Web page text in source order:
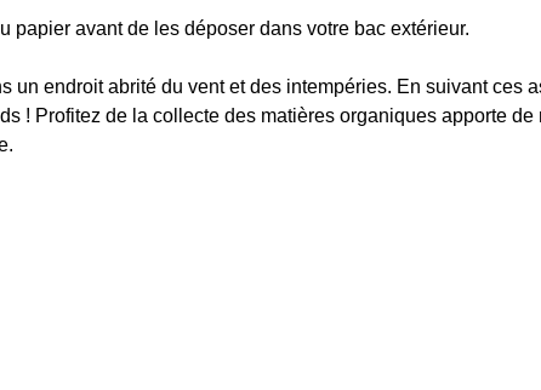
papier avant de les déposer dans votre bac extérieur.
un endroit abrité du vent et des intempéries. En suivant ces
! Profitez de la collecte des matières organiques apporte de